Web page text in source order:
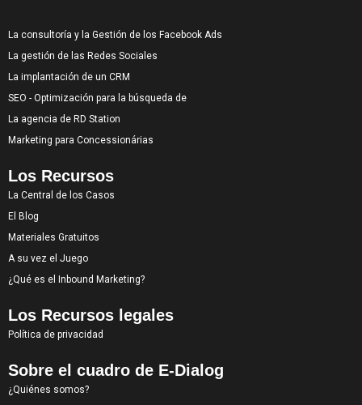
La consultoría y la Gestión de los Facebook Ads
La gestión de las Redes Sociales
La implantación de un CRM
SEO - Optimización para la búsqueda de
La agencia de RD Station
Marketing para Concessionárias
Los Recursos
La Central de los Casos
El Blog
Materiales Gratuitos
A su vez el Juego
¿Qué es el Inbound Marketing?
Los Recursos legales
Política de privacidad
Sobre el cuadro de E-Dialog
¿Quiénes somos?